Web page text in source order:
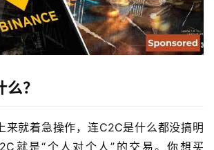
？
来就着急操作，连C2C是什么都没搞明
就是“个人对个人”的交易。你想买